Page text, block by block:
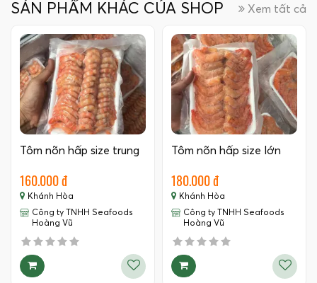
SẢN PHẨM KHÁC CỦA SHOP Xem tất cả
Tôm nõn hấp size trung
160.000 đ
Khánh Hòa
Công ty TNHH Seafoods
Hoàng Vũ
Tôm nõn hấp size lớn
180.000 đ
Khánh Hòa
Công ty TNHH Seafoods
Hoàng Vũ